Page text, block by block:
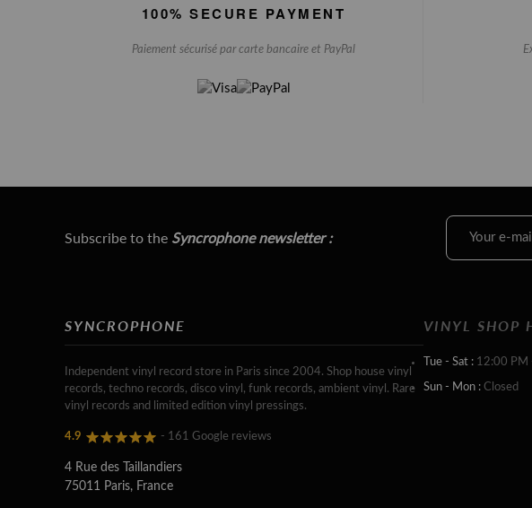
100% SECURE PAYMENT
Paiement sécurisé par carte bancaire et PayPal
Subscribe to the Syncrophone newsletter :
SYNCROPHONE
Independent vinyl record store in Paris since 2004. Shop house vinyl
records, techno records, disco vinyl, funk records, ambient vinyl. Rare
vinyl records and limited edition vinyl pressings.
4.9 - 161 Google reviews
4 Rue des Taillandiers
75011 Paris, France
VINYL SHOP
Tue - Sat : 12:00 PM
Sun - Mon : Closed